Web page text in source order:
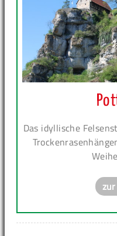
Das idyllische